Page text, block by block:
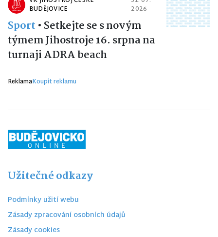
BUDĚJOVICE
2026
Sport • Setkejte se s novým
týmem Jihostroje 16. srpna na
turnaji ADRA beach
ReklamaKoupit reklamu
Užitečné odkazy
Podmínky užití webu
Zásady zpracování osobních údajů
Zásady cookies